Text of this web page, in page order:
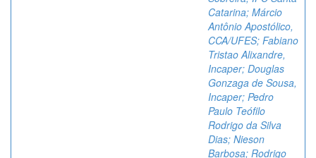
Catarina; Márcio
Antônio Apostólico,
CCA/UFES; Fabiano
Tristao Alixandre,
Incaper; Douglas
Gonzaga de Sousa,
Incaper; Pedro
Paulo Teófilo
Rodrigo da Silva
Dias; Nieson
Barbosa; Rodrigo